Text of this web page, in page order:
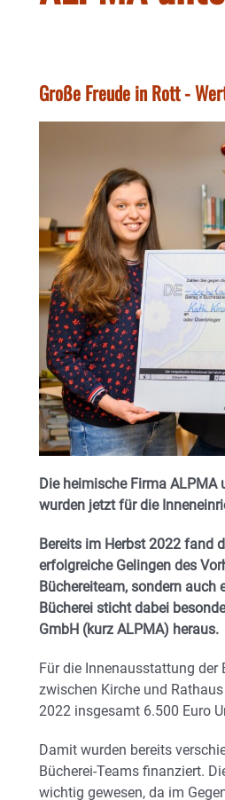
Große Freude in Rott -
Die heimische Firma ALPMA
wurden jetzt für die
Bereits im Herbst 2022 fand
erfolgreiche Gelingen des
Büchereiteam, sondern auch
Bücherei sticht dabei
GmbH (kurz ALPMA) heraus.
Für die Innenausstattung der
zwischen Kirche und
2022 insgesamt 6.500 Euro
Damit wurden bereits
Bücherei-Teams finanziert.
wichtig gewesen, da im